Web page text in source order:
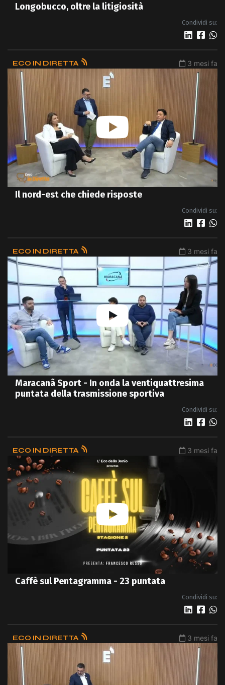
Longobucco, oltre la litigiosità
Condividi su:
ECO IN DIRETTA 3 mesi fa
Il nord-est che chiede risposte
Condividi su:
ECO IN DIRETTA 3 mesi fa
Maracanã Sport - In onda la ventiquattresima
puntata della trasmissione sportiva
Condividi su:
ECO IN DIRETTA 3 mesi fa
Caffè sul Pentagramma - 23 puntata
Condividi su:
ECO IN DIRETTA 3 mesi fa